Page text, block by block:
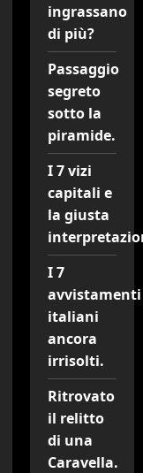
ingrassano
di più?
Passaggio
segreto
sotto la
piramide.
I 7 vizi
capitali e
la giusta
I 7
avvistamenti
italiani
ancora
irrisolti.
Ritrovato
il relitto
di una
Caravella.